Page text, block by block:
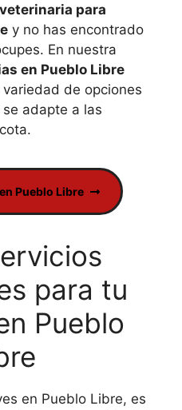
veterinaria para
y no has encontrado
En nuestra
en Pueblo Libre
de opciones
adapte a las
Pueblo Libre
para tu
Pueblo
en Pueblo Libre, es